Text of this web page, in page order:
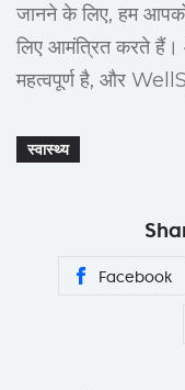
जानने के लिए, हम
लिए आमंत्रित करते हैं।
महत्वपूर्ण है, और
स्वास्थ्य
Facebook